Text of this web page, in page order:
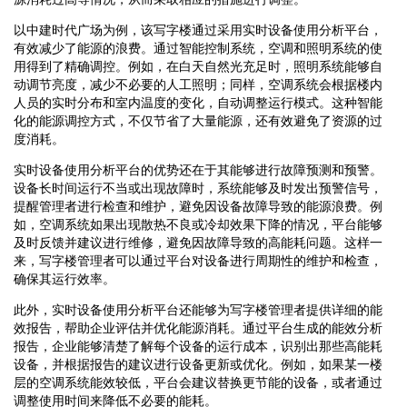
以中建时代广场为例，该写字楼通过采用实时设备使用分析平台，
有效减少了能源的浪费。通过智能控制系统，空调和照明系统的使
用得到了精确调控。例如，在白天自然光充足时，照明系统能够自
动调节亮度，减少不必要的人工照明；同样，空调系统会根据楼内
人员的实时分布和室内温度的变化，自动调整运行模式。这种智能
化的能源调控方式，不仅节省了大量能源，还有效避免了资源的过
度消耗。
实时设备使用分析平台的优势还在于其能够进行故障预测和预警。
设备长时间运行不当或出现故障时，系统能够及时发出预警信号，
提醒管理者进行检查和维护，避免因设备故障导致的能源浪费。例
如，空调系统如果出现散热不良或冷却效果下降的情况，平台能够
及时反馈并建议进行维修，避免因故障导致的高能耗问题。这样一
来，写字楼管理者可以通过平台对设备进行周期性的维护和检查，
确保其运行效率。
此外，实时设备使用分析平台还能够为写字楼管理者提供详细的能
效报告，帮助企业评估并优化能源消耗。通过平台生成的能效分析
报告，企业能够清楚了解每个设备的运行成本，识别出那些高能耗
设备，并根据报告的建议进行设备更新或优化。例如，如果某一楼
层的空调系统能效较低，平台会建议替换更节能的设备，或者通过
调整使用时间来降低不必要的能耗。